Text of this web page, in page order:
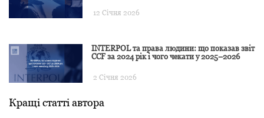
12 Січня 2026
INTERPOL та права людини: що показав звіт
CCF за 2024 рік і чого чекати у 2025–2026
2 Січня 2026
Кращі статті автора